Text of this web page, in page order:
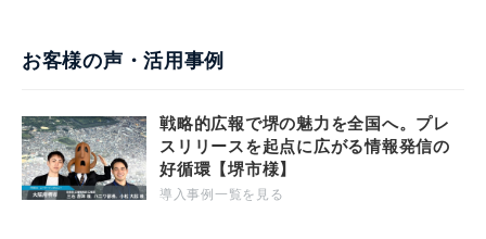
お客様の声・活用事例
戦略的広報で堺の魅力を全国へ。プレ
スリリースを起点に広がる情報発信の
好循環【堺市様】
導入事例一覧を見る